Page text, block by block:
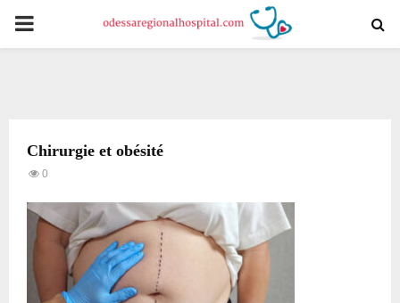
PRIMARY
Chirurgie et obésité
0